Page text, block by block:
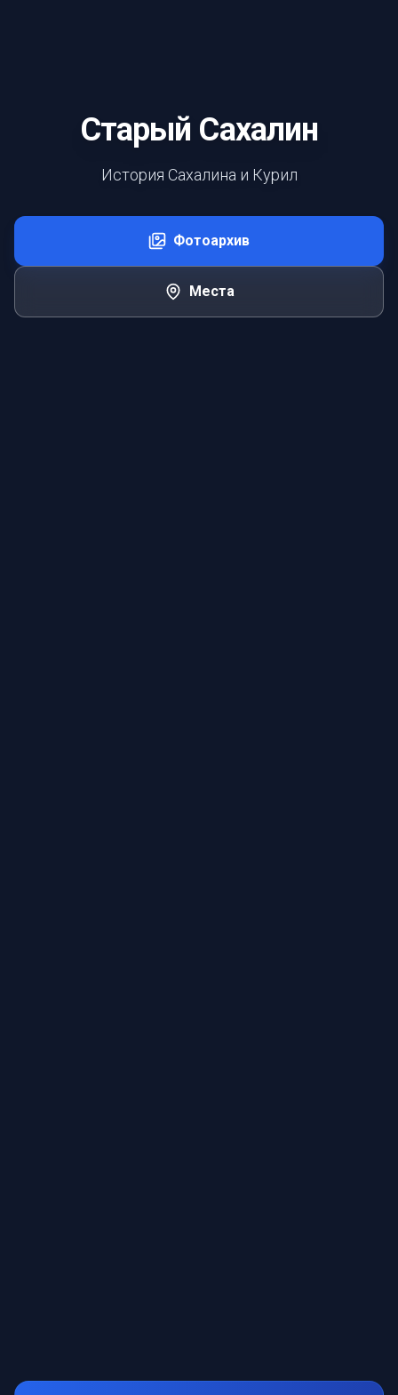
Старый Сахалин
История Сахалина и Курил
Фотоархив
Места